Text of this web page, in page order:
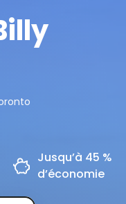
Jusqu’à 45 %
d’économie